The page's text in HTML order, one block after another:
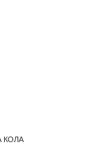
КОЛА